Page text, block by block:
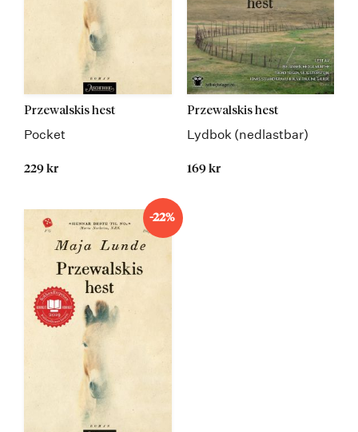
Przewalskis hest
Pocket
229 kr
Przewalskis hest
Lydbok (nedlastbar)
169 kr
-22%